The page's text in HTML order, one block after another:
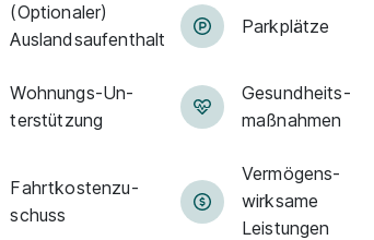
(Optionaler)
Auslandsaufenthalt
Park­plätze
Woh­nungs-Un­
ter­stüt­zung
Ge­sund­heits­
maß­nah­men
Fahrt­kosten­zu­
schuss
Vermögens­
wirksame
Leistungen